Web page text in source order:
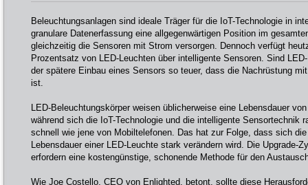
Beleuchtungsanlagen sind ideale Träger für die IoT-Technologie in
granulare Datenerfassung eine allgegenwärtigen Position im
gleichzeitig die Sensoren mit Strom versorgen. Dennoch verfügt
Prozentsatz von LED-Leuchten über intelligente Sensoren. Sind
der spätere Einbau eines Sensors so teuer, dass die Nachrüstung
ist.
LED-Beleuchtungskörper weisen üblicherweise eine Lebensdauer
während sich die IoT-Technologie und die intelligente Sensortechnik
schnell wie jene von Mobiltelefonen. Das hat zur Folge, dass sich
Lebensdauer einer LED-Leuchte stark verändern wird. Die Upgrade-
erfordern eine kostengünstige, schonende Methode für den
Wie Joe Costello, CEO von Enlighted, betont, sollte diese